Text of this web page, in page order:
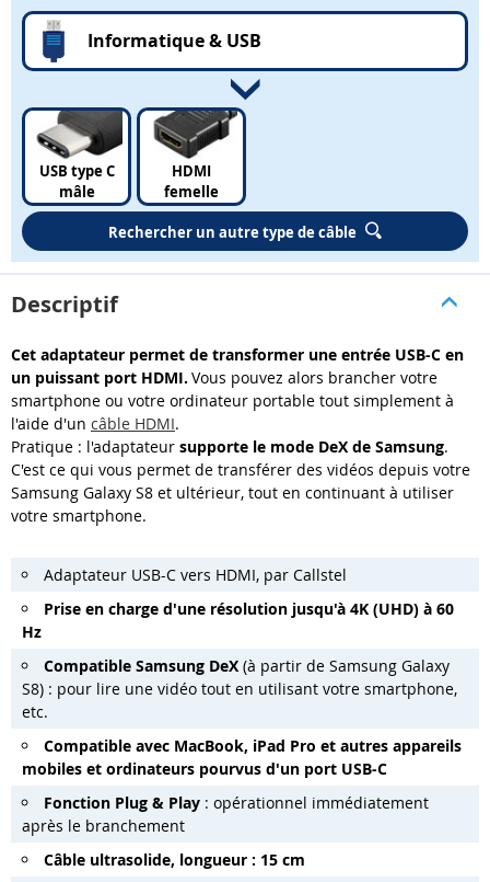
Informatique & USB
USB type C
mâle
HDMI
femelle
Rechercher un autre type de câble
Descriptif
Cet adaptateur permet de transformer une entrée USB-C en
un puissant port HDMI. Vous pouvez alors brancher votre
smartphone ou votre ordinateur portable tout simplement à
l'aide d'un câble HDMI.
Pratique : l'adaptateur supporte le mode DeX de Samsung.
C'est ce qui vous permet de transférer des vidéos depuis votre
Samsung Galaxy S8 et ultérieur, tout en continuant à utiliser
votre smartphone.
Adaptateur USB-C vers HDMI, par Callstel
Prise en charge d'une résolution jusqu'à 4K (UHD) à 60
Hz
Compatible Samsung DeX (à partir de Samsung Galaxy
S8) : pour lire une vidéo tout en utilisant votre smartphone,
etc.
Compatible avec MacBook, iPad Pro et autres appareils
mobiles et ordinateurs pourvus d'un port USB-C
Fonction Plug & Play : opérationnel immédiatement
après le branchement
Câble ultrasolide, longueur : 15 cm